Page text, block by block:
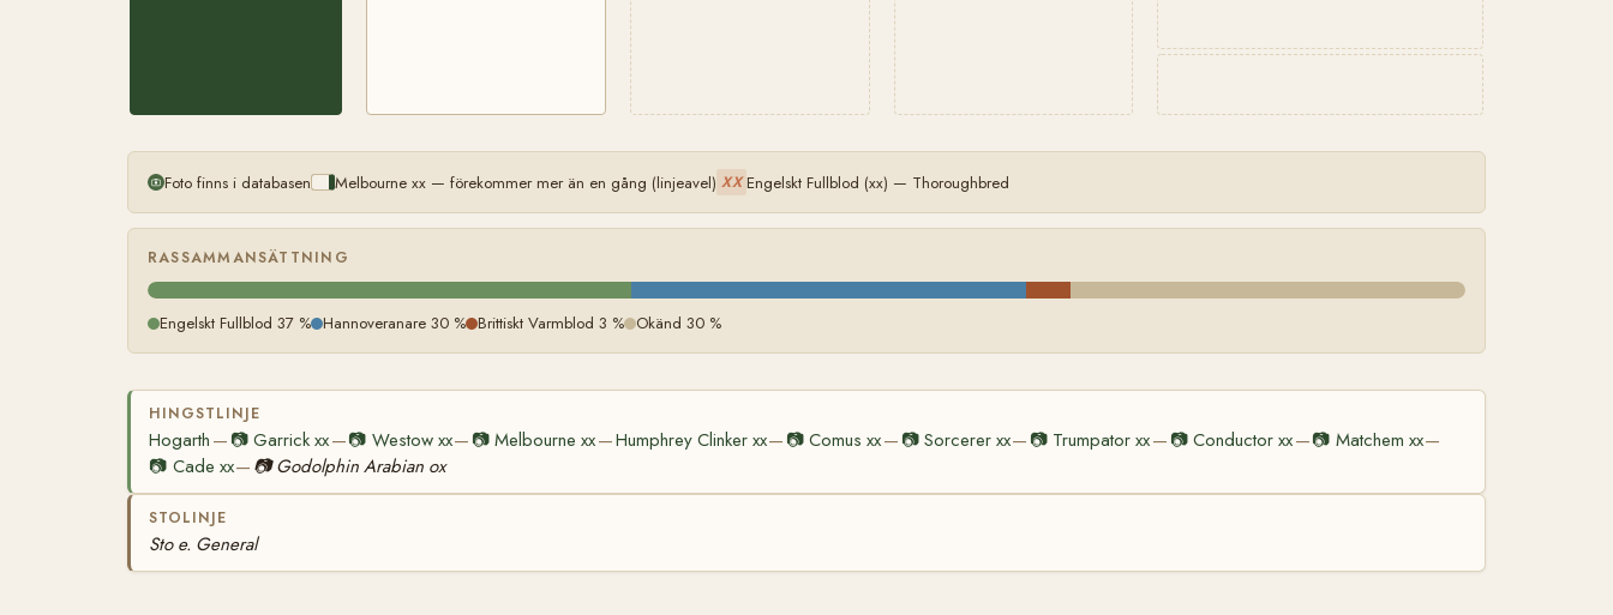
Foto finns i databasen Melbourne xx — förekommer mer än en gång (linjeavel) XX Engelskt Fullblod (xx) — Thoroughbred
RASSAMMANSÄTTNING
Engelskt Fullblod 37 % Hannoveranare 30 % Brittiskt Varmblod 3 % Okänd 30 %
HINGSTLINJE
Hogarth — 📷Garrick xx—📷 Westow xx— 📷Melbourne xx—Humphrey Clinker xx— 📷Comus xx— 📷 Sorcerer xx— 📷 Trumpator xx— 📷Conductor xx—📷 Matchem xx—
📷 Cade xx— 📷 Godolphin Arabian ox
STOLINJE
Sto e. General